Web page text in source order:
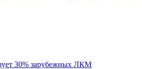
30% зарубежных ЛКМ